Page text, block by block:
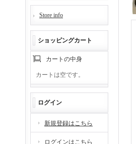
Store info
ショッピングカート
カートの中身
カートは空です。
ログイン
新規登録はこちら
ログインはこちら